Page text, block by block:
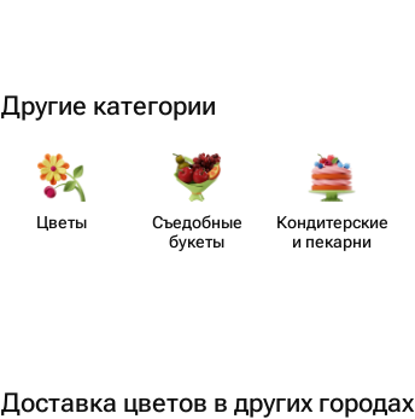
Другие категории
Цветы
Съедобные
букеты
Кондит​ерские
и пекарни
Доставка цветов в других городах